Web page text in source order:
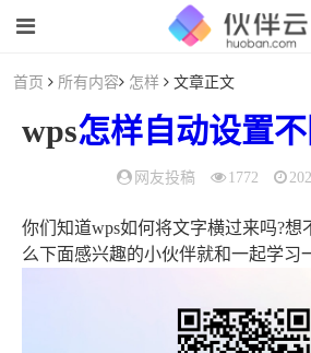
首页 所有内容 怎样 文章正文
wps怎样自动设置
网友投稿 1772
你们知道wps如何将文字横过来吗?想
么下面感兴趣的小伙伴就和一起学习